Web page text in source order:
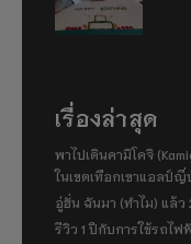
เรื่องล่าสุด
พาไปเดินคามิโคจิ
ในเขตเทือกเขาแอลป์ญี่
อู่ฮั่น ฉันมา (ทำไม) แล้ว
รีวิว 1 ปีกับการใช้รถไ